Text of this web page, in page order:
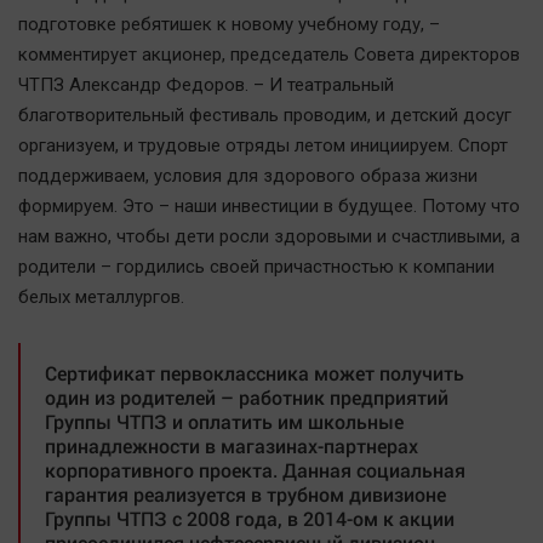
Наша победа
Общество
Политика
Экономика
Здоровье
Культура
Курилка
Спорт
Технологии
Отраслевые темы
Hедвижимость
Образование
подготовке ребятишек к новому учебному году, –
комментирует акционер, председатель Совета директоров
ЧТПЗ Александр Федоров. – И театральный
благотворительный фестиваль проводим, и детский досуг
организуем, и трудовые отряды летом инициируем. Спорт
поддерживаем, условия для здорового образа жизни
формируем. Это – наши инвестиции в будущее. Потому что
нам важно, чтобы дети росли здоровыми и счастливыми, а
родители – гордились своей причастностью к компании
белых металлургов.
Сертификат первоклассника может получить
один из родителей – работник предприятий
Группы ЧТПЗ и оплатить им школьные
принадлежности в магазинах-партнерах
корпоративного проекта. Данная социальная
гарантия реализуется в трубном дивизионе
Группы ЧТПЗ с 2008 года, в 2014-ом к акции